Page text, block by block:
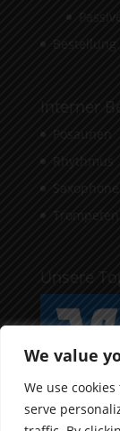
We value
We use
serve
Bestellung
Interner
Posaunen
Rhythmus
Saxophone
Trompeten
Unsere